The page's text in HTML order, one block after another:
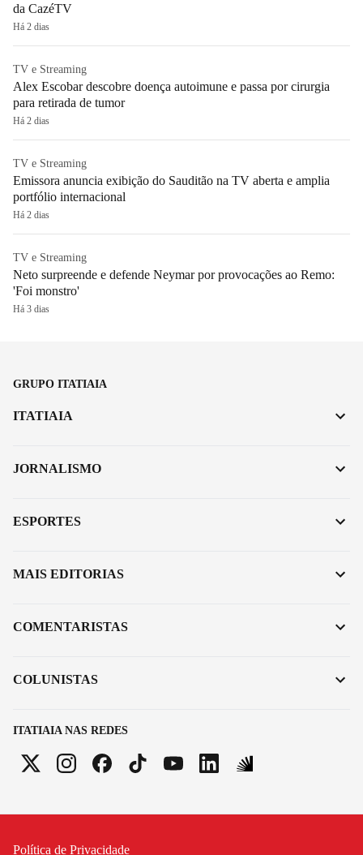
da CazéTV
Há 2 dias
TV e Streaming
Alex Escobar descobre doença autoimune e passa por cirurgia
para retirada de tumor
Há 2 dias
TV e Streaming
Emissora anuncia exibição do Sauditão na TV aberta e amplia
portfólio internacional
Há 2 dias
TV e Streaming
Neto surpreende e defende Neymar por provocações ao Remo:
'Foi monstro'
Há 3 dias
GRUPO ITATIAIA
ITATIAIA NAS REDES
ITATIAIA
JORNALISMO
ESPORTES
MAIS EDITORIAS
COMENTARISTAS
COLUNISTAS
Política de Privacidade